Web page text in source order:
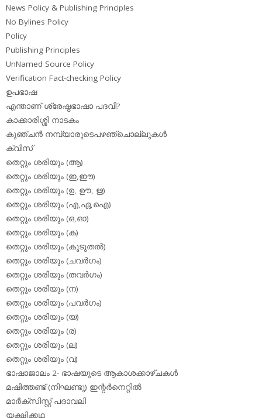
News Policy & Publishing Principles
No Bylines Policy
Policy
Publishing Principles
UnNamed Source Policy
Verification Fact-checking Policy
ഉപഭാഷ
എന്താണ് ശ്രേഷ്ഠഭാഷാ പദവി?
കാക്കാരിശ്ശി നാടകം
കുഞ്ചന്‍ നമ്പ്യാരുടെപഴഞ്ചൊല്ലുകള്‍
ക്വിസ്
തെറ്റും ശരിയും (ആ)
തെറ്റും ശരിയും (ഇ,ഈ)
തെറ്റും ശരിയും (ഉ, ഊ, ഋ)
തെറ്റും ശരിയും (എ,ഏ,ഐ)
തെറ്റും ശരിയും (ഒ,ഓ)
തെറ്റും ശരിയും (ക)
തെറ്റും ശരിയും (കൂടുതല്‍)
തെറ്റും ശരിയും (ചവര്‍ഗം)
തെറ്റും ശരിയും (തവര്‍ഗം)
തെറ്റും ശരിയും (ന)
തെറ്റും ശരിയും (പവര്‍ഗം)
തെറ്റും ശരിയും (യ)
തെറ്റും ശരിയും (ര)
തെറ്റും ശരിയും (ല)
തെറ്റും ശരിയും (വ)
ഭാഷാജാലം 2- ഭാഷയുടെ ആകാശക്കാഴ്ചകള്‍
മഷിത്തണ്ട് (നിഘണ്ടു) ഇന്റര്‍നെറ്റില്‍
മാര്‍ക്‌സിസ്റ്റ് പദാവലി
യക്ഷിക്കഥ